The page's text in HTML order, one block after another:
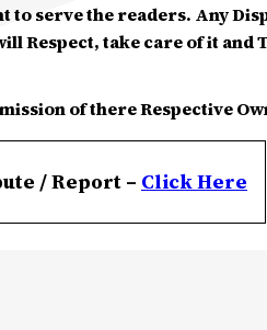
to serve the readers. Any
Respect, take care of it and
of there Respective
/ Report – ClickHere